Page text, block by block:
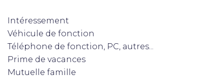
Intéressement
Véhicule de fonction
Téléphone de fonction, PC, autres...
Prime de vacances
Mutuelle famille